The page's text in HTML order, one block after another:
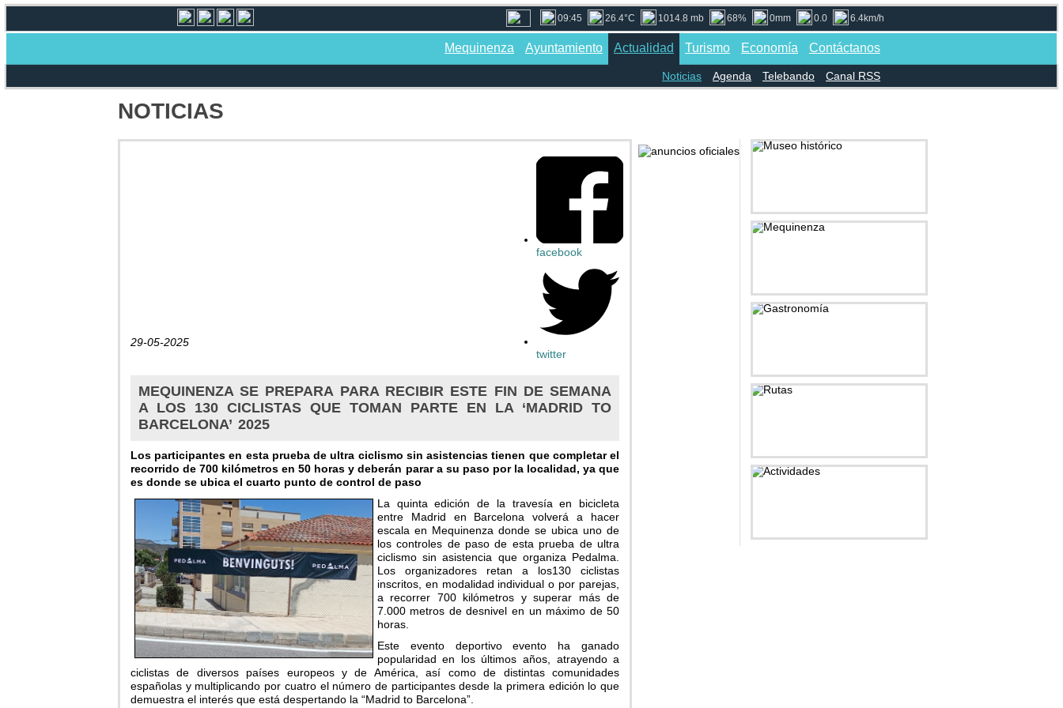
09:45 26.4°C 1014.8 mb 68% 0mm 0.0 6.4km/h
Mequinenza Ayuntamiento Actualidad Turismo Economía Contáctanos
Noticias Agenda Telebando Canal RSS
NOTICIAS
29-05-2025
facebook
twitter
MEQUINENZA SE PREPARA PARA RECIBIR ESTE FIN DE SEMANA
A LOS 130 CICLISTAS QUE TOMAN PARTE EN LA ‘MADRID TO
BARCELONA’ 2025
Los participantes en esta prueba de ultra ciclismo sin asistencias tienen que completar el
recorrido de 700 kilómetros en 50 horas y deberán parar a su paso por la localidad, ya que
es donde se ubica el cuarto punto de control de paso
La quinta edición de la travesía en bicicleta
entre Madrid en Barcelona volverá a hacer
escala en Mequinenza donde se ubica uno de
los controles de paso de esta prueba de ultra
ciclismo sin asistencia que organiza Pedalma.
Los organizadores retan a los130 ciclistas
inscritos, en modalidad individual o por parejas,
a recorrer 700 kilómetros y superar más de
7.000 metros de desnivel en un máximo de 50
horas.
Este evento deportivo evento ha ganado
popularidad en los últimos años, atrayendo a
ciclistas de diversos países europeos y de América, así como de distintas comunidades
españolas y multiplicando por cuatro el número de participantes desde la primera edición lo que
demuestra el interés que está despertando la “Madrid to Barcelona”.